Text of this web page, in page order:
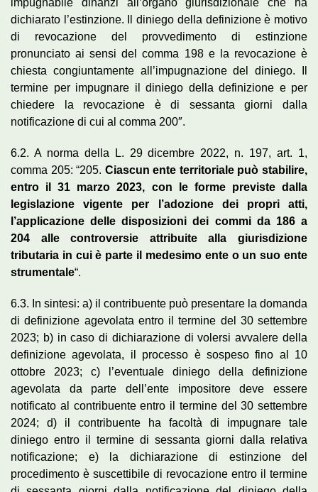
dichiarato l’estinzione. Il diniego della definizione è motivo
di revocazione del provvedimento di estinzione
pronunciato ai sensi del comma 198 e la revocazione è
chiesta congiuntamente all’impugnazione del diniego. Il
termine per impugnare il diniego della definizione e per
chiedere la revocazione è di sessanta giorni dalla
notificazione di cui al comma 200″.
6.2. A norma della L. 29 dicembre 2022, n. 197, art. 1,
comma 205: “205. Ciascun ente territoriale può stabilire,
entro il 31 marzo 2023, con le forme previste dalla
legislazione vigente per l’adozione dei propri atti,
l’applicazione delle disposizioni dei commi da 186 a
204 alle controversie attribuite alla giurisdizione
tributaria in cui è parte il medesimo ente o un suo ente
strumentale“.
6.3. In sintesi: a) il contribuente può presentare la domanda
di definizione agevolata entro il termine del 30 settembre
2023; b) in caso di dichiarazione di volersi avvalere della
definizione agevolata, il processo è sospeso fino al 10
ottobre 2023; c) l’eventuale diniego della definizione
agevolata da parte dell’ente impositore deve essere
notificato al contribuente entro il termine del 30 settembre
2024; d) il contribuente ha facoltà di impugnare tale
diniego entro il termine di sessanta giorni dalla relativa
notificazione; e) la dichiarazione di estinzione del
procedimento è suscettibile di revocazione entro il termine